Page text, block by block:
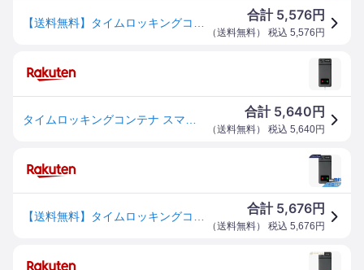
合計 5,576円
（送料無料） 税込 5,576 円
合計 5,640 円
（送料無料） 税込 5,640円
合計 5,676円
（送料無料） 税込 5,676 円